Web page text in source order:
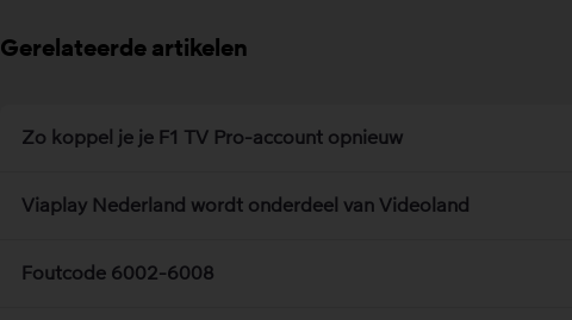
Gerelateerde artikelen
Zo koppel je je F1 TV Pro-account opnieuw
Viaplay Nederland wordt onderdeel van Videoland
Foutcode 6002-6008